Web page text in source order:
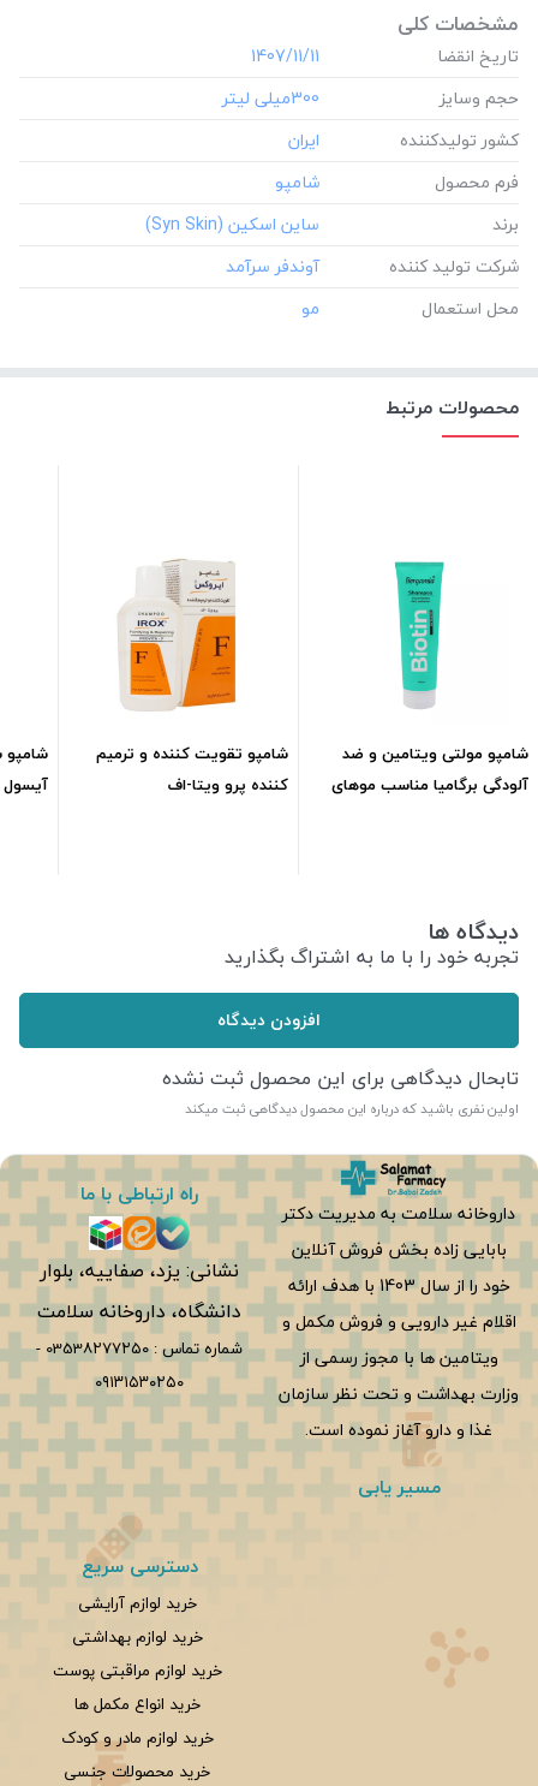
مشخصات کلی
تاریخ انقضا
‎1407/11/11
حجم وسایز
‎300میلی لیتر
کشور تولید‎کننده
فرم محصول
برند
شرکت تولید کننده
محل استعمال
محصولات مرتبط
شامپو مولتی ویتامین و ضد
آلودگی برگامیا مناسب موهای
شامپو تقویت کننده و ترمیم
کننده پرو ویتا-اف
دیدگاه ها
تجربه خود را با ما به اشتراگ بگذارید
افزودن دیدگاه
تابحال دیدگاهی برای این محصول ثبت نشده
اولین نفری باشید که درباره این محصول دیدگاهی ثبت میکند
داروخانه سلامت به مدیریت دکتر
بابایی زاده بخش فروش آنلاین
خود را از سال 1403 با هدف ارائه
اقلام غیر دارویی و فروش مکمل و
ویتامین ها با مجوز رسمی از
وزارت بهداشت و تحت نظر سازمان
غذا و دارو آغاز نموده است.
راه ارتباطی با ما
نشانی: یزد، صفاییه، بلوار
دانشگاه، داروخانه سلامت
شماره تماس :0353۸۲۷۷۲۵۰ -
۰۹۱۳۱۵۳۰۲۵۰
مسیر یابی
دسترسی سریع
خرید لوازم آرایشی
خرید لوازم بهداشتی
خرید لوازم مراقبتی پوست
خرید انواع مکمل ها
خرید لوازم مادر و کودک
خرید محصولات جنسی